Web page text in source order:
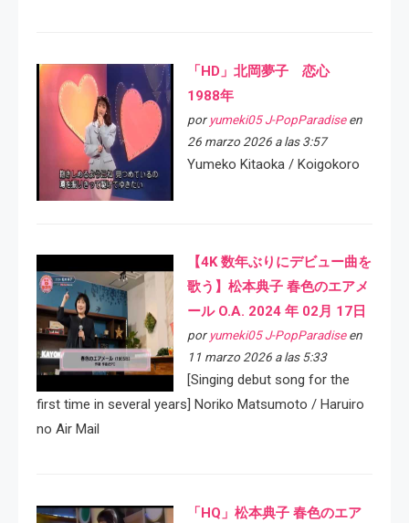
「HD」北岡夢子 恋心
1988年
por yumeki05 J-PopParadiseen
26 marzo 2026 a las 3:57
Yumeko Kitaoka / Koigokoro
【4K 数年ぶりにデビュー曲を
歌う】松本典子 春色のエアメ
ール O.A. 2024 年 02月 17日
por yumeki05 J-PopParadiseen
11 marzo 2026 a las 5:33
[Singing debut song for the
first time in several years] Noriko Matsumoto / Haruiro
no Air Mail
「HQ」松本典子 春色のエア